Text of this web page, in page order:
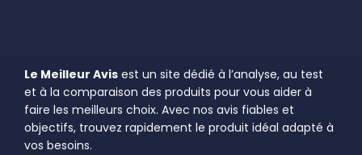
Le Meilleur Avis est un site dédié à l’analyse, au test
et à la comparaison des produits pour vous aider à
faire les meilleurs choix. Avec nos avis fiables et
objectifs, trouvez rapidement le produit idéal adapté à
vos besoins.